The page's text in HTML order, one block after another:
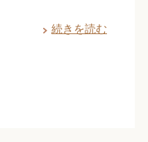
続きを読む